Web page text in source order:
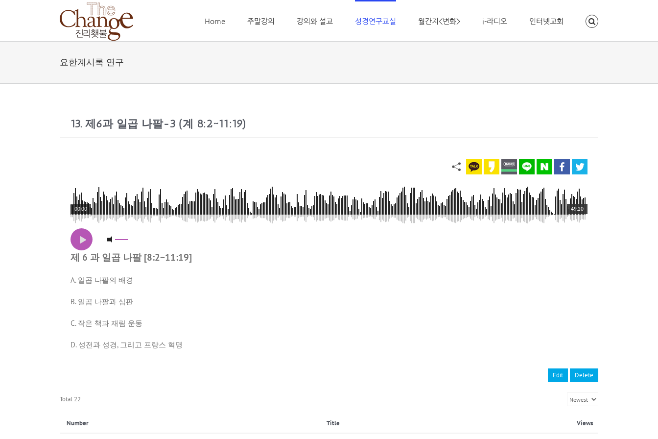
Home 주말강의 강의와 설교 성경연구교실 월간지<변화> i-라디오 인터넷교회
요한계시록 연구
13. 제6과 일곱 나팔-3 (계 8:2~11:19)
49:20
00:00
제 6 과 일곱 나팔 [8:2~11:19]
A. 일곱 나팔의 배경
B. 일곱 나팔과 심판
C. 작은 책과 재림 운동
D. 성전과 성경, 그리고 프랑스 혁명
Edit Delete
Total 22
Number Title Views